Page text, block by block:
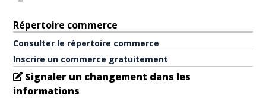
Répertoire commerce
Consulter le répertoire commerce
Inscrire un commerce gratuitement
Signaler un changement dans les
informations